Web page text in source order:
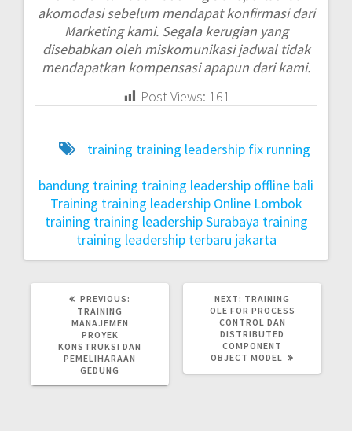
akomodasi sebelum mendapat konfirmasi dari
Marketing kami. Segala kerugian yang
disebabkan oleh miskomunikasi jadwal tidak
mendapatkan kompensasi apapun dari kami.
Post Views: 161
training training leadership fix running
bandung training training leadership offline bali
Training training leadership Online Lombok
training training leadership Surabaya training
training leadership terbaru jakarta
PREVIOUS:
TRAINING
MANAJEMEN
PROYEK
KONSTRUKSI DAN
PEMELIHARAAN
GEDUNG
NEXT: TRAINING
OLE FOR PROCESS
CONTROL DAN
DISTRIBUTED
COMPONENT
OBJECT MODEL